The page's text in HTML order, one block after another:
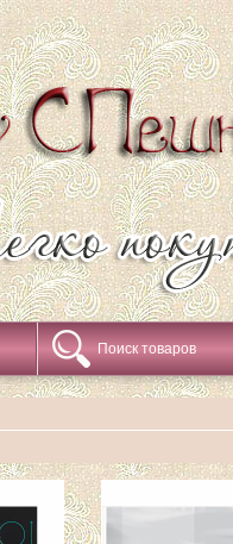
Поиск товаров